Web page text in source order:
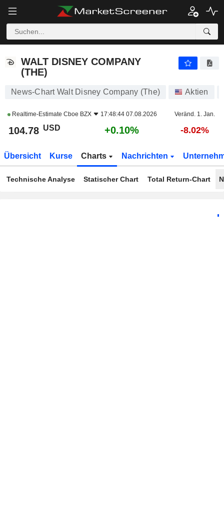
WALT DISNEY COMPANY
(THE)
News-Chart Walt Disney Company (The) Aktien
Realtime-Estimate Cboe BZX 17:48:44 07.08.2026 Veränd. 1. Jan.
104.78 USD +0.10% -8.02%
Übersicht Kurse Charts Nachrichten
Technische Analyse Statischer Chart Total Return-Chart